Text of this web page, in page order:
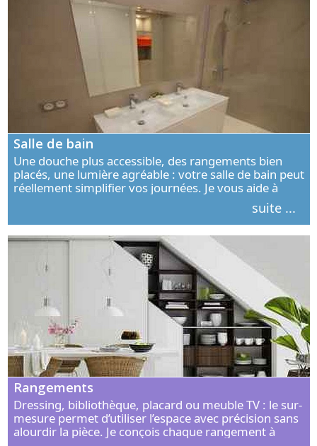
Salle de bain
Une douche plus accessible, des rangements bien
placés, une lumière agréable : votre salle de bain peut
réellement simplifier vos journées. Je vous aide à
concevoir un espace élégant, confortable et adapté à
suite ...
Rangements
Dressing, bibliothèque, placard ou meuble TV : le sur-
mesure permet d’utiliser l’espace avec précision sans
alourdir la pièce. Je conçois chaque rangement à